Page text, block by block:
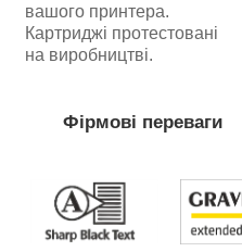
вашого принтера.
Картриджі протестовані
на виробництві.
Фірмові переваги